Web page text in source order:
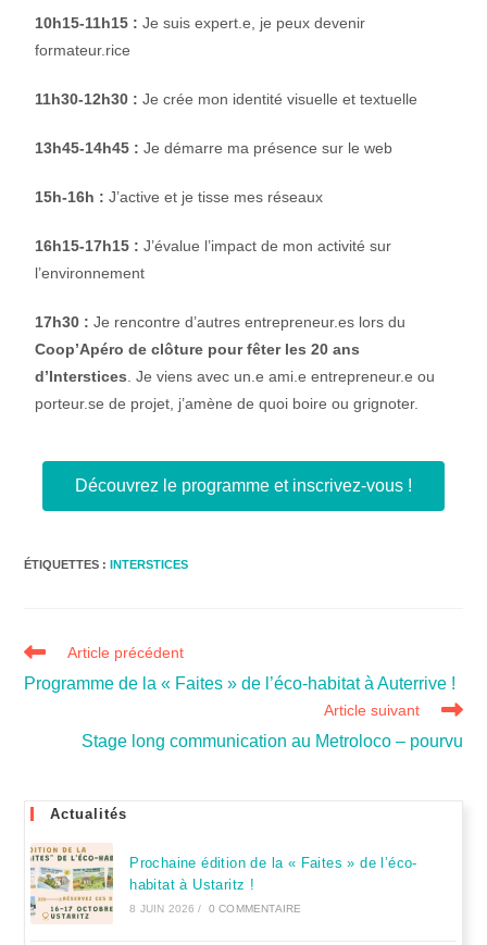
10h15-11h15 :Je suis expert.e, je peux devenir
formateur.rice
11h30-12h30 :Je crée mon identité visuelle et textuelle
13h45-14h45 :Je démarre ma présence sur le web
15h-16h :J’active et je tisse mes réseaux
16h15-17h15 :J’évalue l’impact de mon activité sur
l’environnement
17h30 :Je rencontre d’autres entrepreneur.es lors du
Coop’Apéro de clôture pour fêter les 20 ans
d’Interstices . Je viens avec un.e ami.e entrepreneur.e ou
porteur.se de projet, j’amène de quoi boire ou grignoter.
Découvrez le programme et inscrivez-vous !
ÉTIQUETTES :INTERSTICES
Article précédent
Programme de la « Faites » de l’éco-habitat à Auterrive !
Article suivant
Stage long communication au Metroloco – pourvu
Actualités
Prochaine édition de la « Faites » de l’éco-
habitat à Ustaritz !
8 JUIN 2026 / 0 COMMENTAIRE